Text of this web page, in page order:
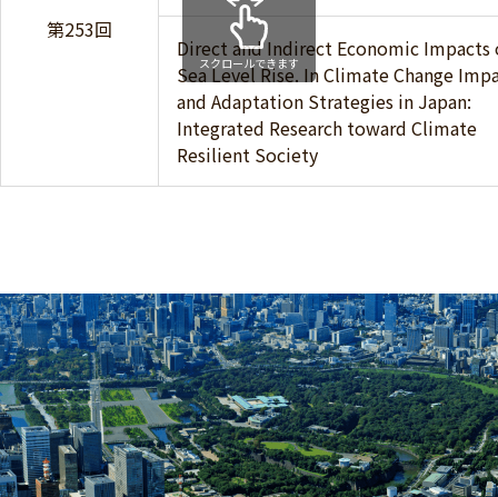
第253回
Direct and Indirect Economic Impacts
Sea Level Rise. In Climate Change
and Adaptation Strategies in Japan:
Integrated Research toward Climate
Resilient Society
スクロールできます